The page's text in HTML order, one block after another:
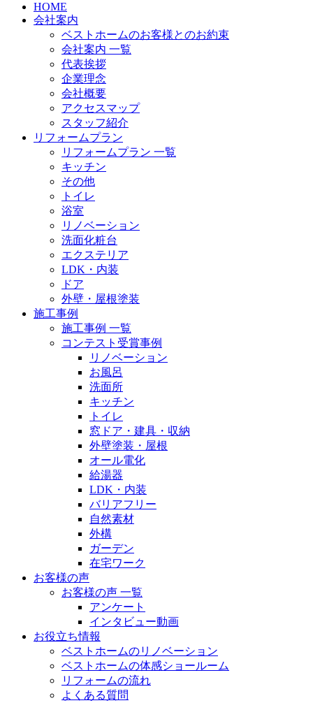
HOME
会社案内
ベストホームのお客様とのお約束
会社案内 一覧
代表挨拶
企業理念
会社概要
アクセスマップ
スタッフ紹介
リフォームプラン
リフォームプラン 一覧
キッチン
その他
トイレ
浴室
リノベーション
洗面化粧台
エクステリア
LDK・内装
ドア
外壁・屋根塗装
施工事例
施工事例 一覧
コンテスト受賞事例
リノベーション
お風呂
洗面所
キッチン
トイレ
窓ドア・建具・収納
外壁塗装・屋根
オール電化
給湯器
LDK・内装
バリアフリー
自然素材
外構
ガーデン
在宅ワーク
お客様の声
お客様の声 一覧
アンケート
インタビュー動画
お役立ち情報
ベストホームのリノベーション
ベストホームの体感ショールーム
リフォームの流れ
よくある質問